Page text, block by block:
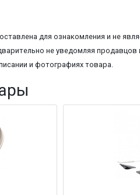
для ознакомления и не
не уведомляя продавцов
и фотографиях товара.